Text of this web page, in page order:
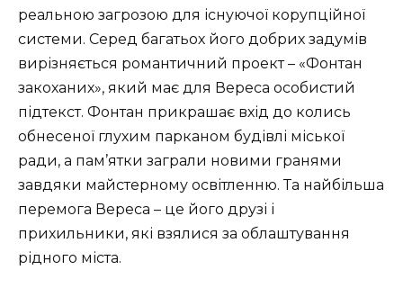
реальною загрозою для існуючої корупційної
системи. Серед багатьох його добрих задумів
вирізняється романтичний проект – «Фонтан
закоханих», який має для Вереса особистий
підтекст. Фонтан прикрашає вхід до колись
обнесеної глухим парканом будівлі міської
ради, а пам’ятки заграли новими гранями
завдяки майстерному освітленню. Та найбільша
перемога Вереса – це його друзі і
прихильники, які взялися за облаштування
рідного міста.